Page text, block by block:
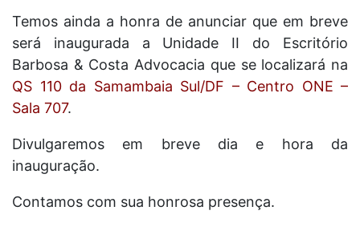
Temos ainda a honra de anunciar que em breve
será inaugurada a Unidade II do Escritório
Barbosa & Costa Advocacia que se localizará na
QS 110 da Samambaia Sul/DF – Centro ONE –
Sala 707.
Divulgaremos em breve dia e hora da
inauguração.
Contamos com sua honrosa presença.